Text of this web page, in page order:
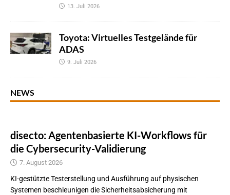
13. Juli 2026
Toyota: Virtuelles Testgelände für
ADAS
9. Juli 2026
NEWS
disecto: Agentenbasierte KI-Workflows für
die Cybersecurity-Validierung
7. August 2026
KI-gestützte Testerstellung und Ausführung auf physischen
Systemen beschleunigen die Sicherheitsabsicherung mit